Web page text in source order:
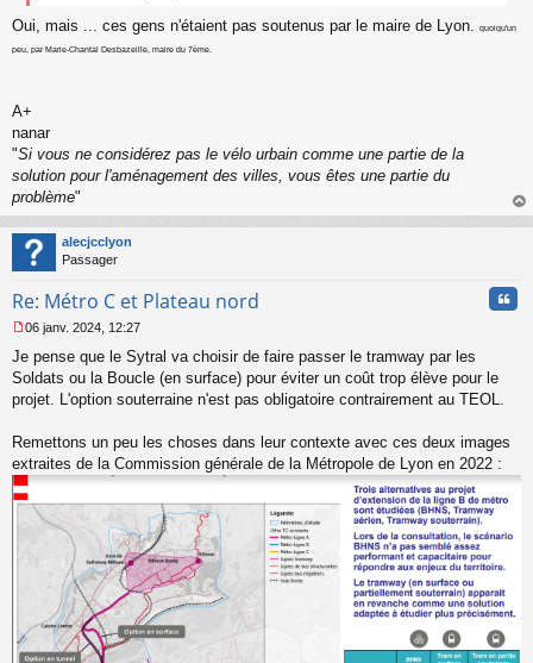
l
u
Oui, mais ... ces gens n'étaient pas soutenus par le maire de Lyon. quoiqu'un
peu, par Marie-Chantal Desbazeille, maire du 7ème.
A+
nanar
"Si vous ne considérez pas le vélo urbain comme une partie de la
solution pour l'aménagement des villes, vous êtes une partie du
problème"
au
alecjcclyon
Passager
Re: Métro C et Plateau nord
e
s
s
e
n
o
n
06 janv. 2024, 12:27
Je pense que le Sytral va choisir de faire passer le tramway par les
Soldats ou la Boucle (en surface) pour éviter un coût trop élève pour le
projet. L'option souterraine n'est pas obligatoire contrairement au TEOL.
Remettons un peu les choses dans leur contexte avec ces deux images
extraites de la Commission générale de la Métropole de Lyon en 2022 :